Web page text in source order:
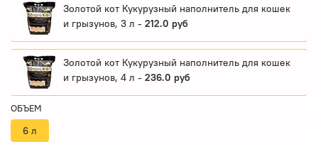
Золотой кот Кукурузный наполнитель для кошек
и грызунов, 3 л - 212.0 руб
Золотой кот Кукурузный наполнитель для кошек
и грызунов, 4 л - 236.0 руб
ОБЪЕМ
6 л